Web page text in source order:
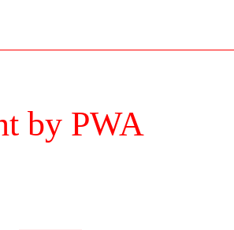
by PWA